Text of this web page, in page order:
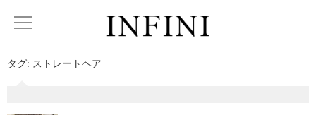
タグ: ストレートヘア